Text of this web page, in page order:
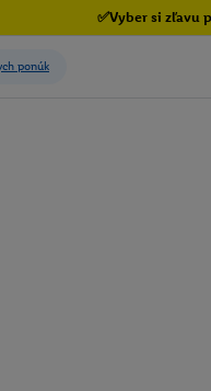
✅Vyber si zľavu